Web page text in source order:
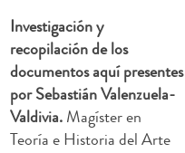
Investigación y
recopilación de los
documentos aquí presentes
por Sebastián Valenzuela-
Valdivia.Magíster en
Teoría e Historia del Arte